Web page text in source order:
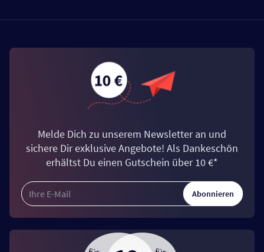
Melde Dich zu unserem Newsletter an und
sichere Dir exklusive Angebote! Als Dankeschön
erhältst Du einen Gutschein über 10 €*
Abonnieren